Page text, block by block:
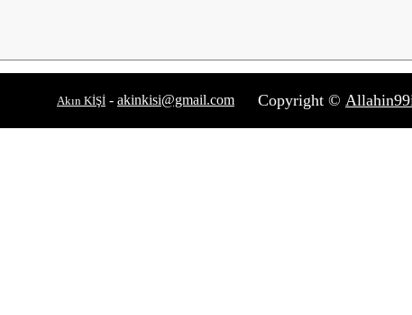
Copyright ©
Akın KİŞİ - akinkisi@gmail.com